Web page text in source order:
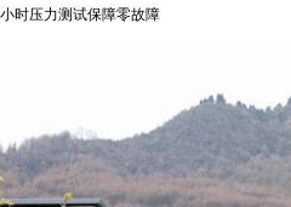
时压力测试保障零故障